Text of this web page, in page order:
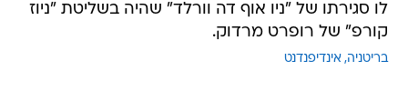
לו סגירתו של "ניו אוף דה וורלד" שהיה בשליטת "ניוז
קורפ" של רופרט מרדוק.
בריטניה אינדיפנדנט